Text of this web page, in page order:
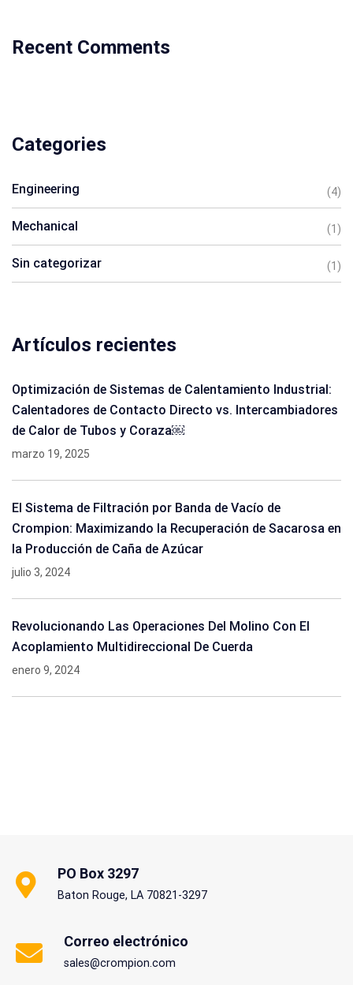
Recent Comments
Categories
Engineering (4)
Mechanical (1)
Sin categorizar (1)
Artículos recientes
Optimización de Sistemas de Calentamiento Industrial:
Calentadores de Contacto Directo vs. Intercambiadores
de Calor de Tubos y Coraza￼
marzo 19, 2025
El Sistema de Filtración por Banda de Vacío de
Crompion: Maximizando la Recuperación de Sacarosa en
la Producción de Caña de Azúcar
julio 3, 2024
Revolucionando Las Operaciones Del Molino Con El
Acoplamiento Multidireccional De Cuerda
enero 9, 2024
PO Box 3297
Baton Rouge, LA 70821-3297
Correo electrónico
sales@crompion.com